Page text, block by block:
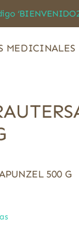
MEDICINALES
500 G